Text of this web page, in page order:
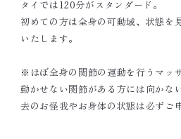
タイでは120分がスタンダード。
初めての方は全身の可動域、状態を
いたします。
※ほぼ全身の関節の運動を行うマッ
動かせない関節がある方には向かな
去のお怪我やお身体の状態は必ずご